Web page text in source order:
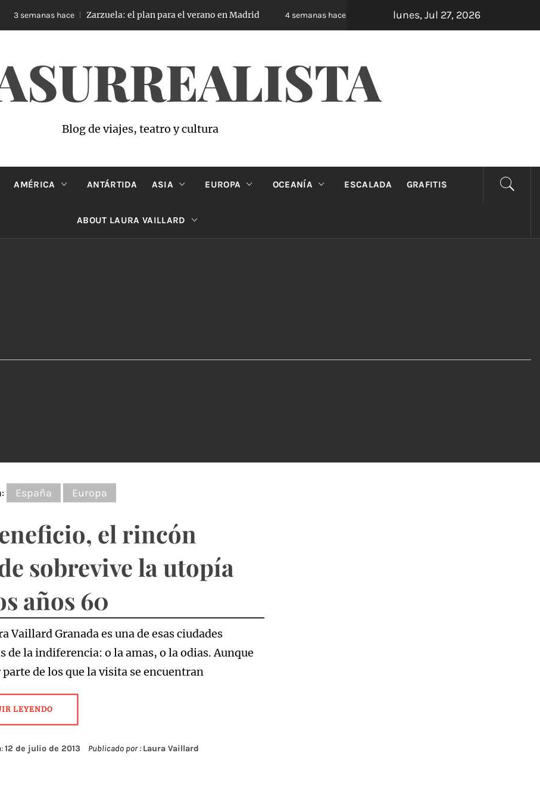
3 semanas hace Zarzuela: el plan para el verano en Madrid 4 semanas hace Oveja Negra: el unipersonal que se ríe de los
lunes, Jul 27, 2026
Blog de viajes, teatro y cultura
AMÉRICA ANTÁRTIDA ASIA EUROPA OCEANÍA ESCALADA GRAFITIS
ABOUT LAURA VAILLARD
España Europa
el rincón
sobrevive la utopía
años 60
Vaillard Granada es una de esas ciudades
de la indiferencia: o la amas, o la odias. Aunque
de los que la visita se encuentran
LEYENDO
12 de julio de 2013 Publicado por : Laura Vaillard